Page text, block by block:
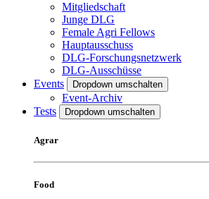
Mitgliedschaft
Junge DLG
Female Agri Fellows
Hauptausschuss
DLG-Forschungsnetzwerk
DLG-Ausschüsse
Events
Dropdown umschalten
Event-Archiv
Tests
Dropdown umschalten
Agrar
Food